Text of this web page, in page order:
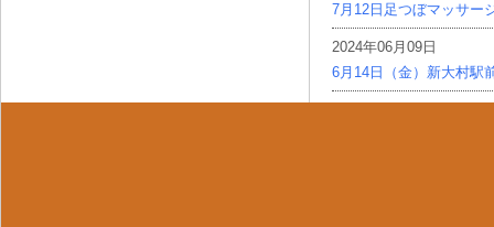
7月12日足つぼマッサー
2024年06月09日
6月14日（金）新大村駅